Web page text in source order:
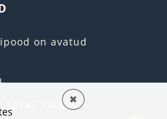
on avatud
10145 TALLINN
✖